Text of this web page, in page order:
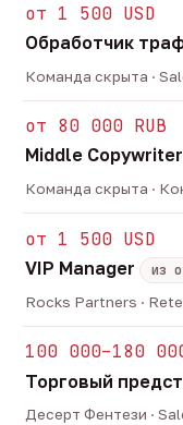
от 1 500 USD
Обработчик
Команда скрыта ·
от 80 000 RUB
Middle
Команда скрыта ·
от 1 500 USD
VIP Manager
из
Rocks Partners ·
100 000–180
Торговый
Десерт Фентези ·